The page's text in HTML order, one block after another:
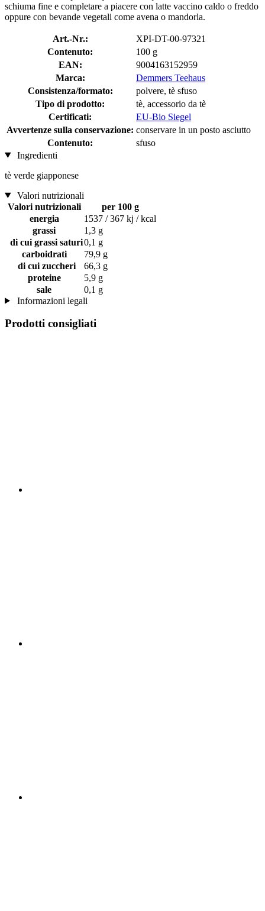
schiuma fine e completare a piacere con latte vaccino caldo o freddo
oppure con bevande vegetali come avena o mandorla.
Art.-Nr.:
XPI-DT-00-97321
Contenuto:
100 g
EAN:
9004163152959
Marca:
Demmers Teehaus
Consistenza/formato:
polvere, tè sfuso
Tipo di prodotto:
tè, accessorio da tè
Certificati:
EU-Bio Siegel
Avvertenze sulla conservazione: conservare in un posto asciutto
Contenuto:
sfuso
Ingredienti
tè verde giapponese
Valori nutrizionali
Valori nutrizionali
per 100 g
energia
1537 / 367 kj / kcal
grassi
1,3 g
di cui grassi saturi0,1 g
carboidrati
79,9 g
di cui zuccheri
66,3 g
proteine
5,9 g
sale
0,1 g
Informazioni legali
Prodotti consigliati